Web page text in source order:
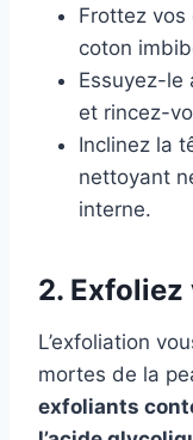
Frottez vos
coton
Essuyez-le
et rincez-
Inclinez la
nettoyant
interne.
2.
L’exfoliation
mortes de la
exfoliants